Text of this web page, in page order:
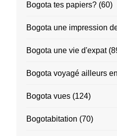
Bogota tes papiers?(60)
Bogota une impression
Bogota une vie d'expat
Bogota voyagé ailleurs
Bogota vues(124)
Bogotabitation (70)